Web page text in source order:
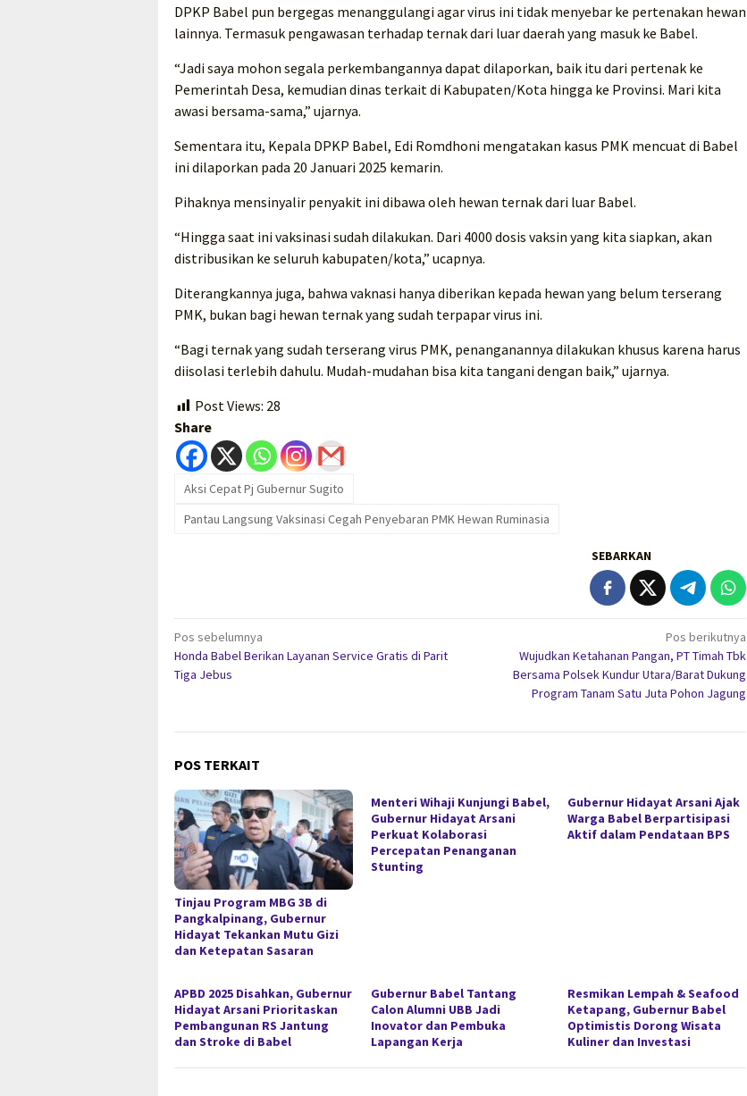
DPKP Babel pun bergegas menanggulangi agar virus ini tidak menyebar ke pertenakan hewan
lainnya. Termasuk pengawasan terhadap ternak dari luar daerah yang masuk ke Babel.
“Jadi saya mohon segala perkembangannya dapat dilaporkan, baik itu dari pertenak ke
Pemerintah Desa, kemudian dinas terkait di Kabupaten/Kota hingga ke Provinsi. Mari kita
awasi bersama-sama,” ujarnya.
Sementara itu, Kepala DPKP Babel, Edi Romdhoni mengatakan kasus PMK mencuat di Babel
ini dilaporkan pada 20 Januari 2025 kemarin.
Pihaknya mensinyalir penyakit ini dibawa oleh hewan ternak dari luar Babel.
“Hingga saat ini vaksinasi sudah dilakukan. Dari 4000 dosis vaksin yang kita siapkan, akan
distribusikan ke seluruh kabupaten/kota,” ucapnya.
Diterangkannya juga, bahwa vaknasi hanya diberikan kepada hewan yang belum terserang
PMK, bukan bagi hewan ternak yang sudah terpapar virus ini.
“Bagi ternak yang sudah terserang virus PMK, penanganannya dilakukan khusus karena harus
diisolasi terlebih dahulu. Mudah-mudahan bisa kita tangani dengan baik,” ujarnya.
Post Views: 28
Share
Aksi Cepat Pj Gubernur Sugito
Pantau Langsung Vaksinasi Cegah Penyebaran PMK Hewan Ruminasia
SEBARKAN
Navigasi
pos
Pos sebelumnya
Honda Babel Berikan Layanan Service Gratis di Parit
Tiga Jebus
Pos berikutnya
Wujudkan Ketahanan Pangan, PT Timah Tbk
Bersama Polsek Kundur Utara/Barat Dukung
Program Tanam Satu Juta Pohon Jagung
POS TERKAIT
Tinjau Program MBG 3B di
Pangkalpinang, Gubernur
Hidayat Tekankan Mutu Gizi
dan Ketepatan Sasaran
Menteri Wihaji Kunjungi Babel,
Gubernur Hidayat Arsani
Perkuat Kolaborasi
Percepatan Penanganan
Stunting
Gubernur Hidayat Arsani Ajak
Warga Babel Berpartisipasi
Aktif dalam Pendataan BPS
APBD 2025 Disahkan, Gubernur
Hidayat Arsani Prioritaskan
Pembangunan RS Jantung
dan Stroke di Babel
Gubernur Babel Tantang
Calon Alumni UBB Jadi
Inovator dan Pembuka
Lapangan Kerja
Resmikan Lempah & Seafood
Ketapang, Gubernur Babel
Optimistis Dorong Wisata
Kuliner dan Investasi